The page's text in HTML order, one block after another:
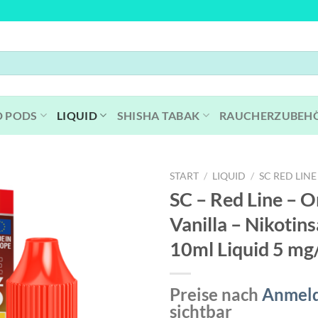
PODS LIQUID SHISHA TABAK
START / LIQUID / SC RED
SC – Red Line –
Vanilla –
10ml Liquid 5
Preise nach
sichtbar